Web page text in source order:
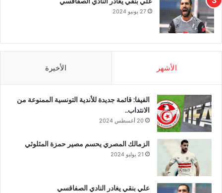
27 يونيو 2024
الأشهر الأخيرة
الفيفا: قائمة جديدة للأندية التونسية الممنوعة من
الانتداب..
20 أغسطس 2024
الزمالك المصري يحسم مصير حمزة المثلوثي
21 يوليو 2024
علي بنقي يغادر النادي الصفاقسي